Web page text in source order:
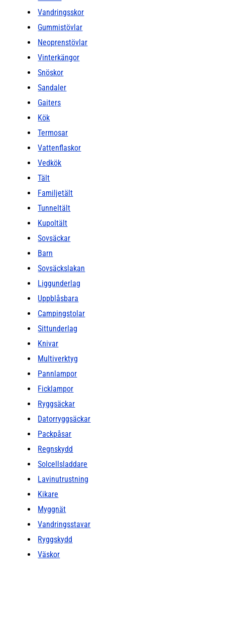
Vandringsskor
Gummistövlar
Neoprenstövlar
Vinterkängor
Snöskor
Sandaler
Gaiters
Kök
Termosar
Vattenflaskor
Vedkök
Tält
Familjetält
Tunneltält
Kupoltält
Sovsäckar
Barn
Sovsäckslakan
Liggunderlag
Uppblåsbara
Campingstolar
Sittunderlag
Knivar
Multiverktyg
Pannlampor
Ficklampor
Ryggsäckar
Datorryggsäckar
Packpåsar
Regnskydd
Solcellsladdare
Lavinutrustning
Kikare
Myggnät
Vandringsstavar
Ryggskydd
Väskor